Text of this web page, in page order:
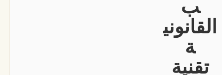
ب
القانوني
ة
تقنية